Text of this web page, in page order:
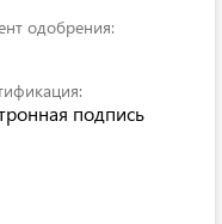
одобрения:
подпись